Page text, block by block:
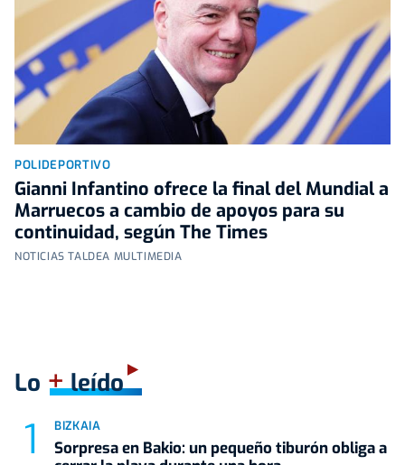
POLIDEPORTIVO
Gianni Infantino ofrece la final del Mundial a
Marruecos a cambio de apoyos para su
continuidad, según The Times
NOTICIAS TALDEA MULTIMEDIA
Lo +leído
BIZKAIA
Sorpresa en Bakio: un pequeño tiburón obliga a